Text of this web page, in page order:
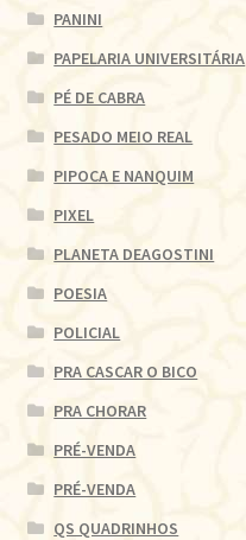
PANINI
PAPELARIA UNIVERSITÁRIA
PÉ DE CABRA
PESADO MEIO REAL
PIPOCA E NANQUIM
PIXEL
PLANETA DEAGOSTINI
POESIA
POLICIAL
PRA CASCAR O BICO
PRA CHORAR
PRÉ-VENDA
PRÉ-VENDA
QS QUADRINHOS